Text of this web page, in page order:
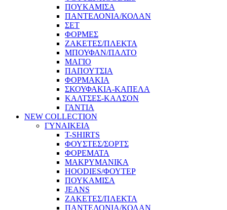
ΠΟΥΚΑΜΙΣΑ
ΠΑΝΤΕΛΟΝΙΑ/ΚΟΛΑΝ
ΣΕΤ
ΦΟΡΜΕΣ
ΖΑΚΕΤΕΣ/ΠΛΕΚΤΑ
ΜΠΟΥΦΑΝ/ΠΑΛΤΟ
ΜΑΓΙΟ
ΠΑΠΟΥΤΣΙΑ
ΦΟΡΜΑΚΙΑ
ΣΚΟΥΦΑΚΙΑ-ΚΑΠΕΛΑ
ΚΑΛΤΣΕΣ-ΚΑΛΣΟΝ
ΓΑΝΤΙΑ
NEW COLLECTION
ΓΥΝΑΙΚΕΙΑ
T-SHIRTS
ΦΟΥΣΤΕΣ/ΣΟΡΤΣ
ΦΟΡΕΜΑΤΑ
ΜΑΚΡΥΜΑΝΙΚΑ
HOODIES/ΦΟΥΤΕΡ
ΠΟΥΚΑΜΙΣΑ
JEANS
ΖΑΚΕΤΕΣ/ΠΛΕΚΤΑ
ΠΑΝΤΕΛΟΝΙΑ/ΚΟΛΑΝ